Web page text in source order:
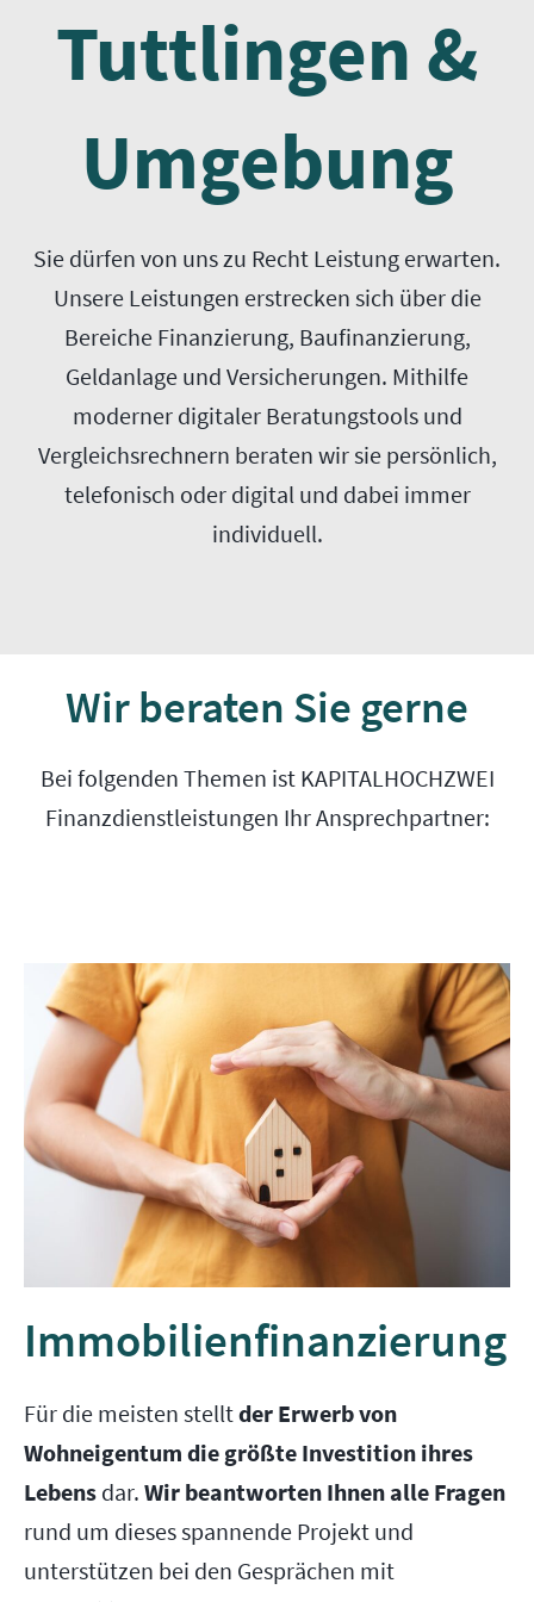
Tuttlingen &
Umgebung
Sie dürfen von uns zu Recht Leistung erwarten.
Unsere Leistungen erstrecken sich über die
Bereiche Finanzierung, Baufinanzierung,
Geldanlage und Versicherungen. Mithilfe
moderner digitaler Beratungstools und
Vergleichsrechnern beraten wir sie persönlich,
telefonisch oder digital und dabei immer
individuell.
Wir beraten Sie gerne
Bei folgenden Themen ist KAPITALHOCHZWEI
Finanzdienstleistungen Ihr Ansprechpartner:
Immobilien­finanzierung
Für die meisten stelltder Erwerb von
Wohneigentum die größte Investition ihres
Lebens dar. Wir beantworten Ihnen alle Fragen
rund um dieses spannende Projekt und
unterstützen bei den Gesprächen mit